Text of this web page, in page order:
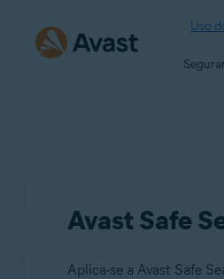
Uso
Avast Safe
Aplica-se a Avast Safe